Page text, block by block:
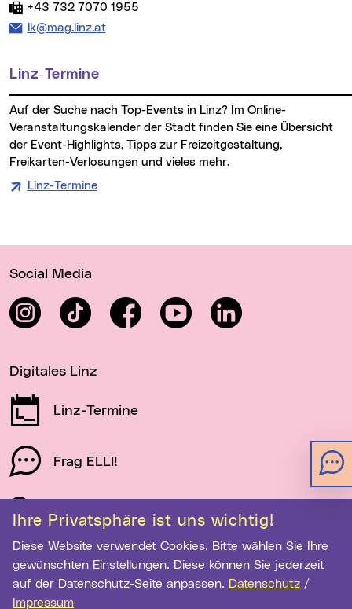
Ihre Privatsphäre ist uns wichtig!
Diese Website verwendet Cookies. Bitte wählen Sie Ihre
gewünschten Einstellungen. Diese können Sie jederzeit
auf der Datenschutz-Seite anpassen. Datenschutz /
Impressum
Fax:
+43 732 7070 1955
E-Mail Adresse:
lk@mag.linz.at
Linz-Termine
Auf der Suche nach Top-Events in Linz? Im Online-
Veranstaltungskalender der Stadt finden Sie eine Übersicht
der Event-Highlights, Tipps zur Freizeitgestaltung,
Freikarten-Verlosungen und vieles mehr.
Linz-Termine
Social Media
InstagramTikTok FacebookYouTube LinkedIn
Digitales Linz
Linz-Termine
Frag ELLI!
Schau auf Linz
Newsletter-Anmeldung
E-Mail-Adresse eingeben